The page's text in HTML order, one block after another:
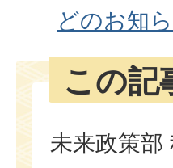
どのお知
この記
未来政策部